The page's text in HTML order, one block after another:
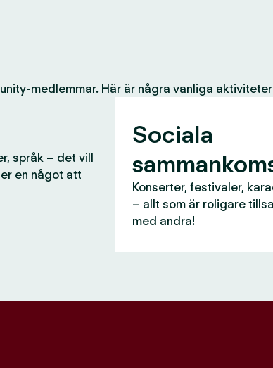
medlemmar. Här är några vanliga
språk – det vill
en något att
Sociala
Konserter, festivaler,
– allt som är roligare
med andra!